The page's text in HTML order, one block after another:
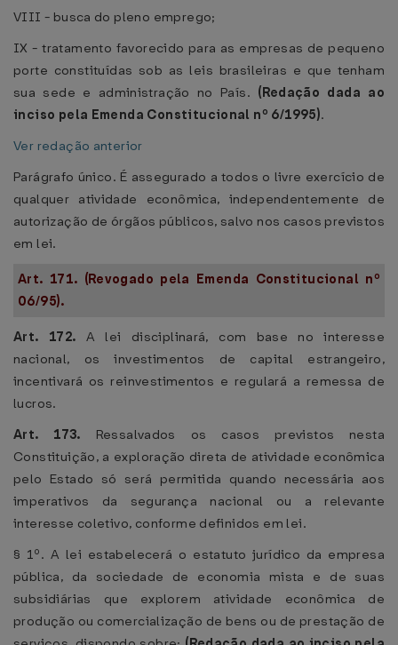
VIII - busca do pleno emprego;
IX - tratamento favorecido para as empresas de pequeno
porte constituídas sob as leis brasileiras e que tenham
sua sede e administração no País. (Redação dada ao
inciso pela Emenda Constitucional nº 6/1995).
Ver redação anterior
Parágrafo único. É assegurado a todos o livre exercício de
qualquer atividade econômica, independentemente de
autorização de órgãos públicos, salvo nos casos previstos
em lei.
Art. 171. (Revogado pela Emenda Constitucional nº
06/95).
Art. 172. A lei disciplinará, com base no interesse
nacional, os investimentos de capital estrangeiro,
incentivará os reinvestimentos e regulará a remessa de
lucros.
Art. 173. Ressalvados os casos previstos nesta
Constituição, a exploração direta de atividade econômica
pelo Estado só será permitida quando necessária aos
imperativos da segurança nacional ou a relevante
interesse coletivo, conforme definidos em lei.
§ 1º. A lei estabelecerá o estatuto jurídico da empresa
pública, da sociedade de economia mista e de suas
subsidiárias que explorem atividade econômica de
produção ou comercialização de bens ou de prestação de